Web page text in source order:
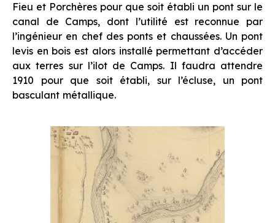
Fieu et Porchères pour que soit établi un pont sur le
canal de Camps, dont l’utilité est reconnue par
l’ingénieur en chef des ponts et chaussées. Un pont
levis en bois est alors installé permettant d’accéder
aux terres sur l’ilot de Camps. Il faudra attendre
1910 pour que soit établi, sur l’écluse, un pont
basculant métallique.